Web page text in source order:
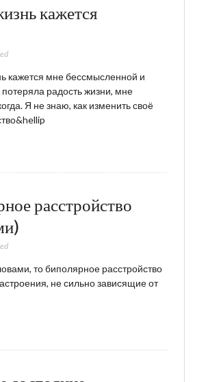
кажется
кажется мне бессмысленной и
радость жизни, мне
Я не знаю, как изменить своё
расстройство
то биполярное расстройство
не сильно зависящие от